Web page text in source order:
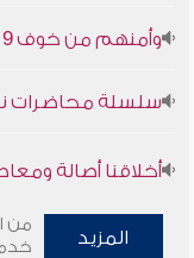
وأمنهم من خوف 9
أخلاقنا أصالة
وأمنهم من خوف 9
المزيد
من